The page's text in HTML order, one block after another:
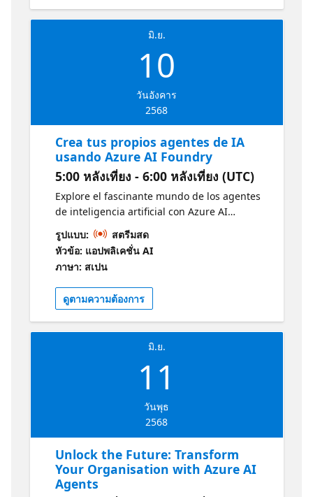
sistemas, mejorando la eficiencia en
distintos entornos. Aprende Mas con
https://aka.ms/
Los grandes desarrolladores no construyen
solos. Únete a la Comunidad de
Desarrolladores de Azure AI Foundry — 🔗
Únete al Foro | Conéctate en Discord
processos. A abordagem destaca a
integração com dados reais e a eliminação
do código repetitivo, proporcionando uma
infraestrutura robusta e eficiente para
soluções de IA. Destinada a desenvolvedores
como otimizar o desenvolvimento, melhorar
o desempenho e acelerar a implantação de
significativamente produtividade e inovação
tecnológica. Documentação do Serviço de
Agente de IA do Azure
มิ.ย.
10
วันอังคาร
2568
Crea tus propios agentes de IA
usando Azure AI Foundry
5:00 หลังเที่ยง - 6:00 หลังเที่ยง (UTC)
Explore el fascinante mundo de los agentes
de inteligencia artificial con Azure AI
Foundry y descubra cómo pueden
transformar procesos y productos en todos
los sectores. Este innovador servicio permite
automatizar tareas complejas con soluciones
inteligentes, eficientes y escalables. Desde la
atención al cliente hasta la toma de
decisiones, los agentes de IA abren nuevas
posibilidades para las empresas modernas.
¿A quién va dirigido? Esta sesión está
dirigida a desarrolladores, arquitectos de
de Python y estén familiarizados con LLMs, el
patrón RAG y los conceptos de agentes de IA.
la creación de soluciones agenticas prácticas
usando las herramientas de Azure. ¿Por qué
debería asistir? Porque obtendrás una
รูปแบบ:
สตรีมสด
หัวข้อ: แอปพลิเคชั่น AI
ภาษา: สเปน
ดูตามความต้องการ
มิ.ย.
11
วันพุธ
2568
Unlock the Future: Transform
Your Organisation with Azure AI
Agents